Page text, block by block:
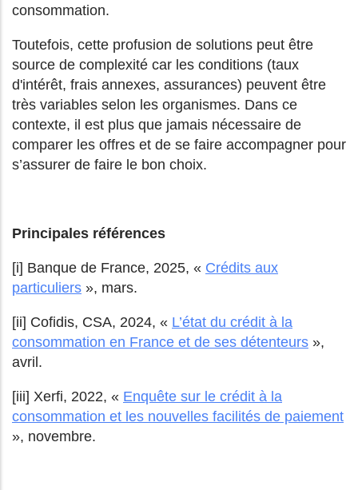
consommation.
Toutefois, cette profusion de solutions peut être
source de complexité car les conditions (taux
d'intérêt, frais annexes, assurances) peuvent être
très variables selon les organismes. Dans ce
contexte, il est plus que jamais nécessaire de
comparer les offres et de se faire accompagner pour
s’assurer de faire le bon choix.
Principales références
[i] Banque de France, 2025, « Crédits aux
particuliers », mars.
[ii] Cofidis, CSA, 2024, « L’état du crédit à la
consommation en France et de ses détenteurs »,
avril.
[iii] Xerfi, 2022, « Enquête sur le crédit à la
consommation et les nouvelles facilités de paiement
», novembre.